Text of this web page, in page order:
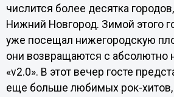
числится более десятка
Нижний Новгород. Зимой этого
уже посещал нижегородскую
они возвращаются с абсолютно
«v2.0». В этот вечер госте
еще больше любимых рок-хитов,